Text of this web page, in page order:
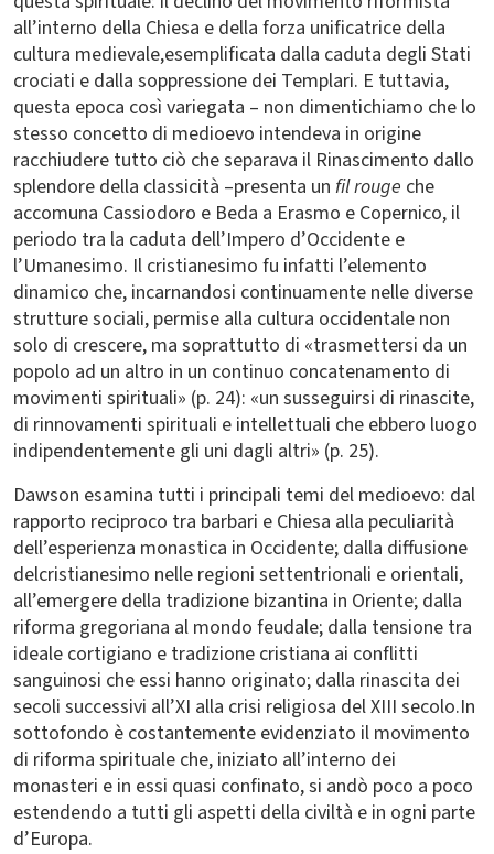
all’interno della Chiesa e della forza unificatrice della
cultura medievale,esemplificata dalla caduta degli Stati
crociati e dalla soppressione dei Templari. E tuttavia,
questa epoca così variegata – non dimentichiamo che lo
stesso concetto di medioevo intendeva in origine
racchiudere tutto ciò che separava il Rinascimento dallo
splendore della classicità –presenta un fil rouge che
accomuna Cassiodoro e Beda a Erasmo e Copernico, il
periodo tra la caduta dell’Impero d’Occidente e
l’Umanesimo. Il cristianesimo fu infatti l’elemento
dinamico che, incarnandosi continuamente nelle diverse
strutture sociali, permise alla cultura occidentale non
solo di crescere, ma soprattutto di «trasmettersi da un
popolo ad un altro in un continuo concatenamento di
movimenti spirituali» (p. 24): «un susseguirsi di rinascite,
di rinnovamenti spirituali e intellettuali che ebbero luogo
indipendentemente gli uni dagli altri» (p. 25).
Dawson esamina tutti i principali temi del medioevo: dal
rapporto reciproco tra barbari e Chiesa alla peculiarità
dell’esperienza monastica in Occidente; dalla diffusione
delcristianesimo nelle regioni settentrionali e orientali,
all’emergere della tradizione bizantina in Oriente; dalla
riforma gregoriana al mondo feudale; dalla tensione tra
ideale cortigiano e tradizione cristiana ai conflitti
sanguinosi che essi hanno originato; dalla rinascita dei
secoli successivi all’XI alla crisi religiosa del XIII secolo.In
sottofondo è costantemente evidenziato il movimento
di riforma spirituale che, iniziato all’interno dei
monasteri e in essi quasi confinato, si andò poco a poco
estendendo a tutti gli aspetti della civiltà e in ogni parte
d’Europa.